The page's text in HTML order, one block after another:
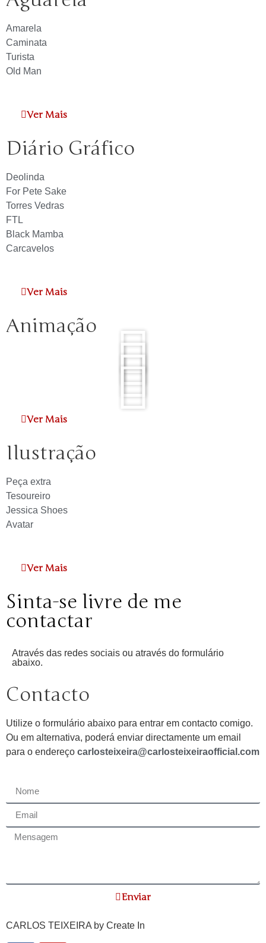
Amarela
Caminata
Turista
Old Man
Ver Mais
Diário Gráfico
Deolinda
For Pete Sake
Torres Vedras
FTL
Black Mamba
Carcavelos
Ver Mais
Animação
Ver Mais
Ilustração
Peça extra
Tesoureiro
Jessica Shoes
Avatar
Ver Mais
Sinta-se livre de me
contactar
Através das redes sociais ou através do formulário
abaixo.
Contacto
Utilize o formulário abaixo para entrar em contacto comigo.
Ou em alternativa, poderá enviar directamente um email
para o endereço carlosteixeira@carlosteixeiraofficial.com
Enviar
CARLOS TEIXEIRA by Create In